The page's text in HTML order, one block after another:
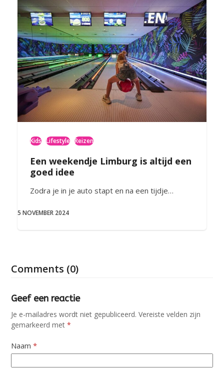
Kids Lifestyle Reizen
Een weekendje Limburg is altijd een
goed idee
Zodra je in je auto stapt en na een tijdje…
5 NOVEMBER 2024
Comments (0)
Geef een reactie
Je e-mailadres wordt niet gepubliceerd. Vereiste velden zijn
gemarkeerd met*
Naam*